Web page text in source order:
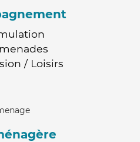
/ Loisirs